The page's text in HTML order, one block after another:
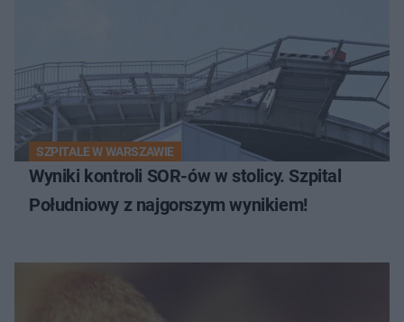
SZPITALE W WARSZAWIE
Wyniki kontroli SOR-ów w stolicy. Szpital
Południowy z najgorszym wynikiem!